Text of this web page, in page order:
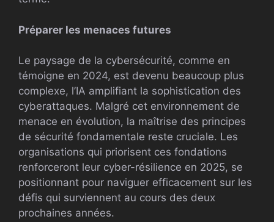
Préparer les menaces futures
Le paysage de la cybersécurité, comme en
témoigne en 2024, est devenu beaucoup plus
complexe, l’IA amplifiant la sophistication des
cyberattaques. Malgré cet environnement de
menace en évolution, la maîtrise des principes
de sécurité fondamentale reste cruciale. Les
organisations qui priorisent ces fondations
renforceront leur cyber-résilience en 2025, se
positionnant pour naviguer efficacement sur les
défis qui surviennent au cours des deux
prochaines années.